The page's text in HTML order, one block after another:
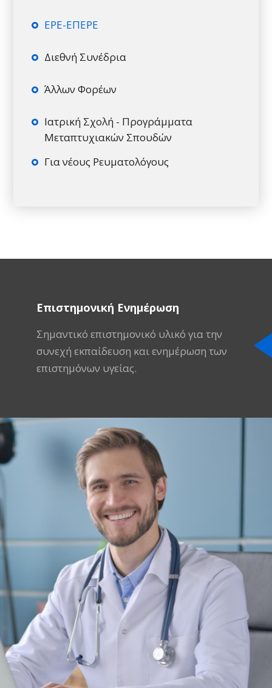
ΕΡΕ-ΕΠΕΡΕ
Διεθνή Συνέδρια
Άλλων Φορέων
Ιατρική Σχολή - Προγράμματα
Μεταπτυχιακών Σπουδών
Για νέους Ρευματολόγους
Επιστημονική Ενημέρωση
Σημαντικό επιστημονικό υλικό για την
συνεχή εκπαίδευση και ενημέρωση των
επιστημόνων υγείας.